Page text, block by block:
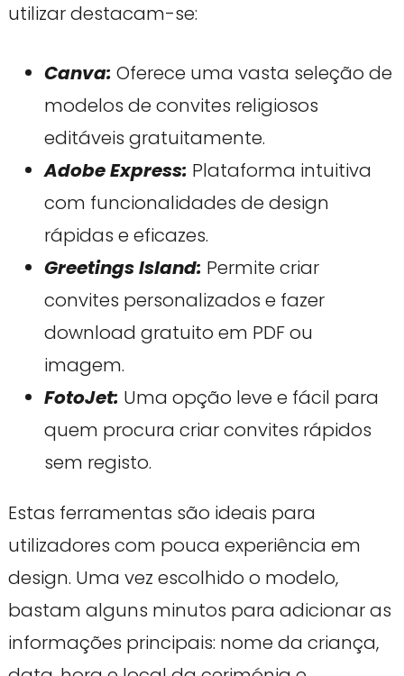
utilizar destacam-se:
Canva: Oferece uma vasta seleção de
modelos de convites religiosos
editáveis gratuitamente.
Adobe Express: Plataforma intuitiva
com funcionalidades de design
rápidas e eficazes.
Greetings Island: Permite criar
convites personalizados e fazer
download gratuito em PDF ou
imagem.
FotoJet: Uma opção leve e fácil para
quem procura criar convites rápidos
sem registo.
Estas ferramentas são ideais para
utilizadores com pouca experiência em
design. Uma vez escolhido o modelo,
bastam alguns minutos para adicionar as
informações principais: nome da criança,